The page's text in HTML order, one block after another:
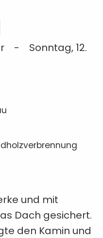
-
Sonntag, 12.
und mit
Dach gesichert.
den Kamin und